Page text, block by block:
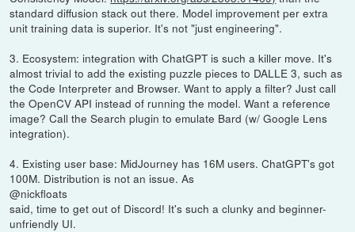
standard diffusion stack out there. Model improvement per extra
unit training data is superior. It's not "just engineering".
3. Ecosystem: integration with ChatGPT is such a killer move. It's
almost trivial to add the existing puzzle pieces to DALLE 3, such as
the Code Interpreter and Browser. Want to apply a filter? Just call
the OpenCV API instead of running the model. Want a reference
image? Call the Search plugin to emulate Bard (w/ Google Lens
integration).
4. Existing user base: MidJourney has 16M users. ChatGPT's got
100M. Distribution is not an issue. As
@nickfloats
said, time to get out of Discord! It's such a clunky and beginner-
unfriendly UI.